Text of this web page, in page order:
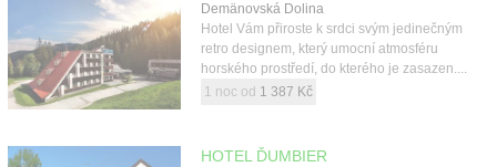
Demänovská Dolina
Hotel Vám přiroste k srdci svým jedinečným
retro designem, který umocní atmosféru
horského prostředí, do kterého je zasazen....
1 noc od 1 387 Kč
HOTEL ĎUMBIER